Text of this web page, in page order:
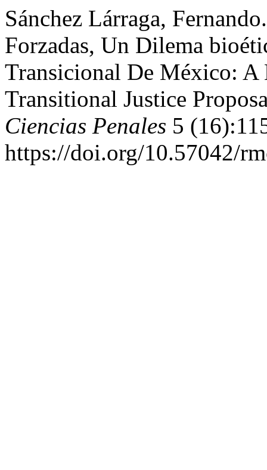
Sánchez Lárraga,
Forzadas, Un Dilema
Transicional De México:
Transitional Justice
Ciencias Penales 5
https://doi.org/10.57042/